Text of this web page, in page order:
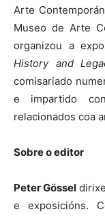
Arte
Museo de Arte
organizou a
History and
comisariado
e impartido
relacionados coa
Sobre o editor
Peter Gössel
e exposicións.